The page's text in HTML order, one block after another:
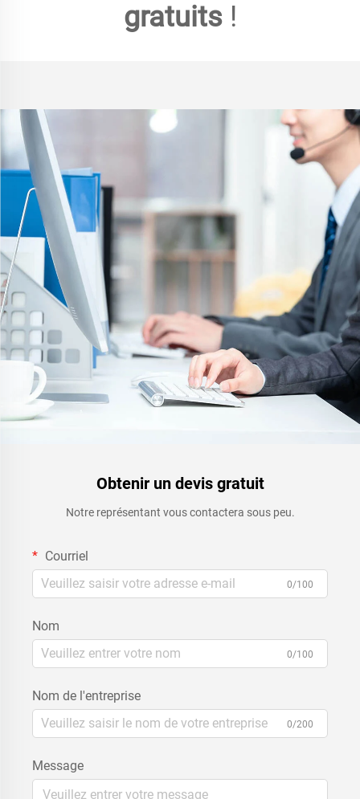
gratuits !
Obtenir un devis gratuit
Notre représentant vous contactera sous peu.
Courriel
0/100
Nom
0/100
Nom de l'entreprise
0/200
Message